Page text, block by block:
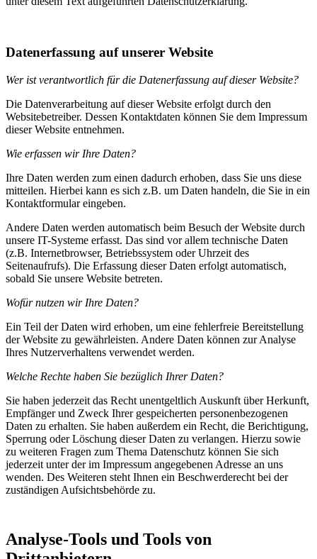
Datenerfassung auf unserer Website
Wer ist verantwortlich für die Datenerfassung auf dieser Website?
Die Datenverarbeitung auf dieser Website erfolgt durch den
Websitebetreiber. Dessen Kontaktdaten können Sie dem Impressum
dieser Website entnehmen.
Wie erfassen wir Ihre Daten?
Ihre Daten werden zum einen dadurch erhoben, dass Sie uns diese
mitteilen. Hierbei kann es sich z.B. um Daten handeln, die Sie in ein
Kontaktformular eingeben.
Andere Daten werden automatisch beim Besuch der Website durch
unsere IT-Systeme erfasst. Das sind vor allem technische Daten
(z.B. Internetbrowser, Betriebssystem oder Uhrzeit des
Seitenaufrufs). Die Erfassung dieser Daten erfolgt automatisch,
sobald Sie unsere Website betreten.
Wofür nutzen wir Ihre Daten?
Ein Teil der Daten wird erhoben, um eine fehlerfreie Bereitstellung
der Website zu gewährleisten. Andere Daten können zur Analyse
Ihres Nutzerverhaltens verwendet werden.
Welche Rechte haben Sie bezüglich Ihrer Daten?
Sie haben jederzeit das Recht unentgeltlich Auskunft über Herkunft,
Empfänger und Zweck Ihrer gespeicherten personenbezogenen
Daten zu erhalten. Sie haben außerdem ein Recht, die Berichtigung,
Sperrung oder Löschung dieser Daten zu verlangen. Hierzu sowie
zu weiteren Fragen zum Thema Datenschutz können Sie sich
jederzeit unter der im Impressum angegebenen Adresse an uns
wenden. Des Weiteren steht Ihnen ein Beschwerderecht bei der
zuständigen Aufsichtsbehörde zu.
Analyse-Tools und Tools von